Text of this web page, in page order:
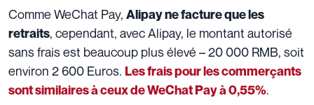
Comme WeChat Pay, Alipay ne facture que les
retraits, cependant, avec Alipay, le montant autorisé
sans frais est beaucoup plus élevé – 20 000 RMB, soit
environ 2 600 Euros. Les frais pour les commerçants
sont similaires à ceux de WeChat Pay à 0,55%.